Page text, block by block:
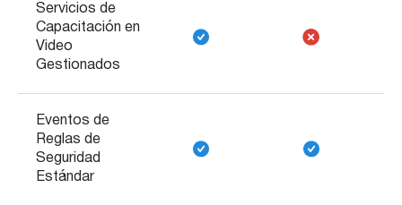
Servicios de
Capacitación en
Video
Gestionados
Eventos de
Reglas de
Seguridad
Estándar